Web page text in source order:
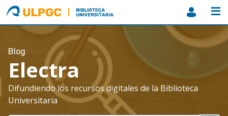
ULPGC
Biblioteca
ULPGC
Blog
Electra
Difundiendo los recursos digitales de la Biblioteca
Universitaria